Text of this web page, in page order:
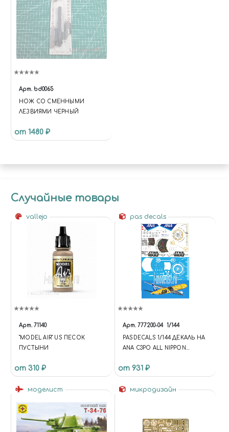
Арт. bd0065
НОЖ СО СМЕННЫМИ
ЛЕЗВИЯМИ ЧЕРНЫЙ
от 1480 ₽
Случайные товары
vallejo
Арт. 71140
"MODEL AIR" US ПЕСОК
ПУСТЫНИ
от 310 ₽
pas decals
Арт. 777200-04 1/144
PASDECALS 1/144 ДЕКАЛЬ НА
ANA С3PO ALL NIPPON
от 931 ₽
моделист микродизайн